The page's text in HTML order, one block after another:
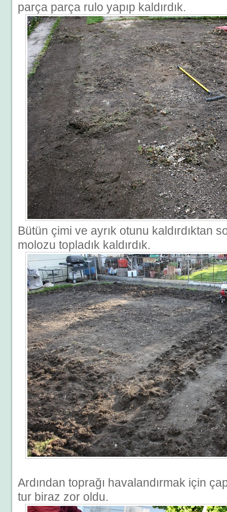
parça parça rulo yapıp kaldırdık.
Bütün çimi ve ayrık otunu kaldırdıktan
molozu topladık kaldırdık.
Ardından toprağı havalandırmak için
tur biraz zor oldu.